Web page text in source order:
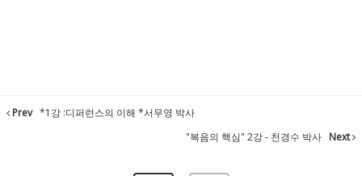
Prev *1강 :디퍼런스의 이해 *서무영 박사
"복음의 핵심" 2강 - 천경수 박사 Next